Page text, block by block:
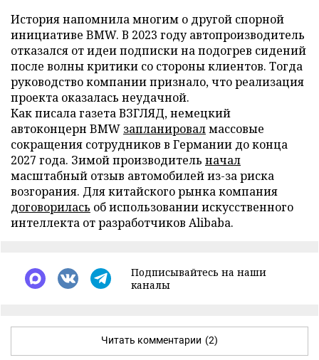
История напомнила многим о другой спорной
инициативе BMW. В 2023 году автопроизводитель
отказался от идеи подписки на подогрев сидений
после волны критики со стороны клиентов. Тогда
руководство компании признало, что реализация
проекта оказалась неудачной.
Как писала газета ВЗГЛЯД, немецкий
автоконцерн BMW запланировалмассовые
сокращения сотрудников в Германии до конца
2027 года. Зимой производитель начал
масштабный отзыв автомобилей из-за риска
возгорания. Для китайского рынка компания
договорилась об использовании искусственного
интеллекта от разработчиков Alibaba.
Подписывайтесь на наши
каналы
Читать комментарии (2)